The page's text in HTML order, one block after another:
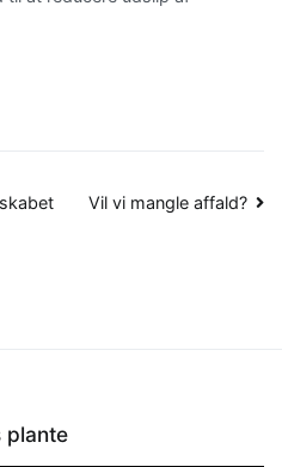
Vil vi mangle affald?
plante